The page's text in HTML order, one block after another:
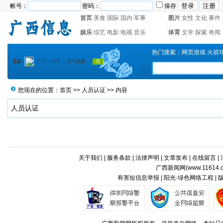
帐号： 密码：
保存
首页 美食 国际 国内 军事 图片 女性 文化 事件
娱乐 综艺 电影 电视 音乐 体育 文学 探索 奇闻
热门搜索： 网页游戏 火箭
您现在的位置： 首页 >> 人员认证 >> 内容
人员认证
关于我们 服务条款 法律声明 文章发布| 在线留言|
广西新闻网(
有害短信息举报 | 阳光·绿色网络工程 |